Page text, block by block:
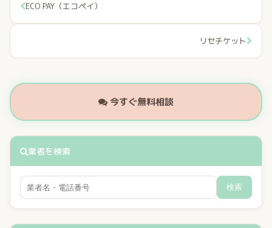
ECO PAY（エコペイ）
リセチケット
今すぐ無料相談
業者を検索
検索